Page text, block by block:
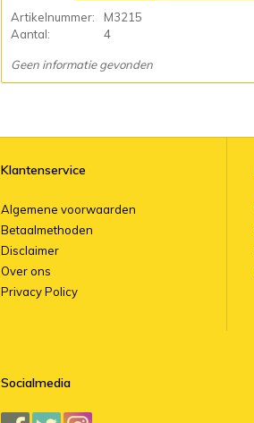
Artikelnummer:
M3215
Aantal:
4
Geen informatie gevonden
Klantenservice
Algemene voorwaarden
Betaalmethoden
Disclaimer
Over ons
Privacy Policy
Socialmedia